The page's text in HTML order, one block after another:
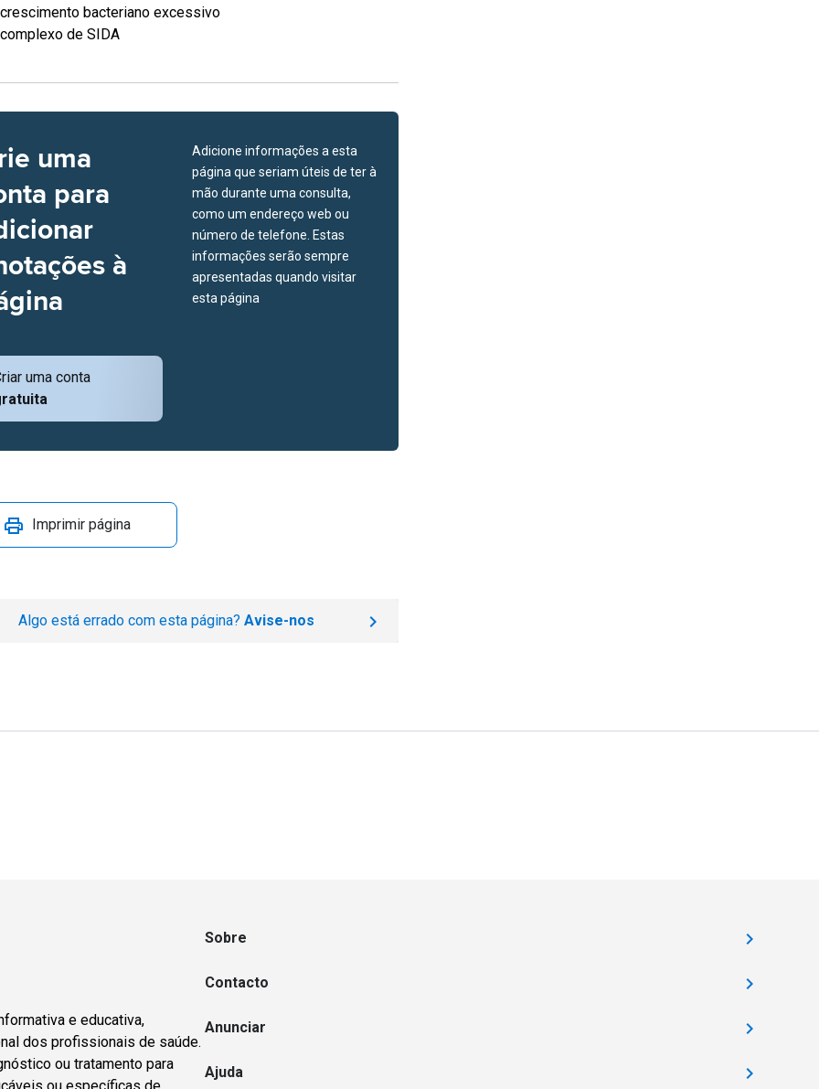
crescimento bacteriano excessivo
complexo de SIDA
uma
para
à
uma conta
Adicione informações a esta
página que seriam úteis de ter à
mão durante uma consulta,
como um endereço web ou
número de telefone. Estas
informações serão sempre
apresentadas quando visitar
esta página
Imprimir página
Algo está errado com esta página? Avise-nos
e educativa,
dos profissionais de saúde.
ou tratamento para
Sobre
Contacto
Anunciar
Ajuda